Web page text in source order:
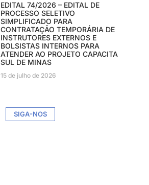
EDITAL 74/2026 – EDITAL DE
PROCESSO SELETIVO
SIMPLIFICADO PARA
CONTRATAÇÃO TEMPORÁRIA DE
INSTRUTORES EXTERNOS E
BOLSISTAS INTERNOS PARA
ATENDER AO PROJETO CAPACITA
SUL DE MINAS
15 de julho de 2026
SIGA-NOS